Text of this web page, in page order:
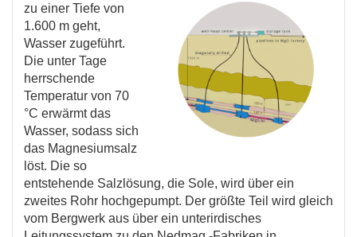
zu einer Tiefe von
1.600 m geht,
Wasser zugeführt.
Die unter Tage
herrschende
Temperatur von 70
°C erwärmt das
Wasser, sodass sich
das Magnesiumsalz
löst. Die so
entstehende Salzlösung, die Sole, wird über ein
zweites Rohr hochgepumpt. Der größte Teil wird gleich
vom Bergwerk aus über ein unterirdisches